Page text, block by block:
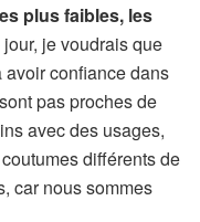
plus faibles, les
jour, je voudrais que
avoir confiance dans
pas proches de
avec des usages,
différents de
car nous sommes